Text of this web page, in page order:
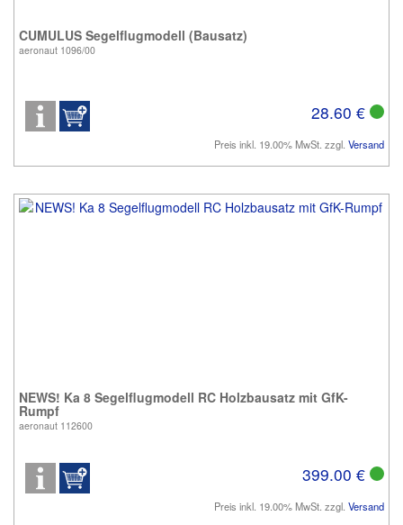
CUMULUS Segelflugmodell (Bausatz)
aeronaut 1096/00
28.60 €
Preis inkl. 19.00% MwSt. zzgl. Versand
NEWS! Ka 8 Segelflugmodell RC Holzbausatz mit GfK-
Rumpf
aeronaut 112600
399.00 €
Preis inkl. 19.00% MwSt. zzgl. Versand